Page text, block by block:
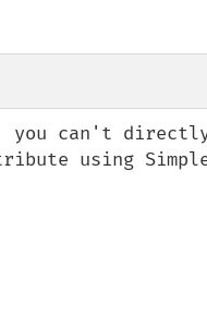
can't directly
using